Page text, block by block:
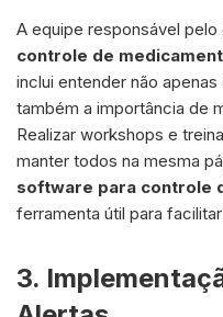
A equipe responsável
controle de
inclui entender não
também a importância de
Realizar workshops e
manter todos na mesma
software para controle
ferramenta útil para
3.